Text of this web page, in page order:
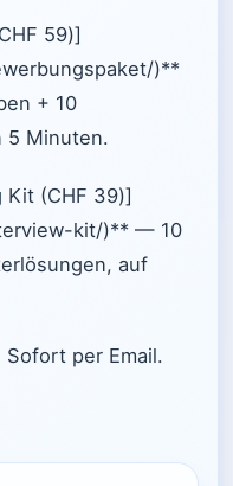
59)]
)**
+ 10
5 Minuten.
(CHF 39)]
kit/)** — 10
auf
Sofort per Email.